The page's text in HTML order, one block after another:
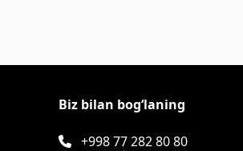
Biz bilan bog‘laning
+998 77 282 80 80